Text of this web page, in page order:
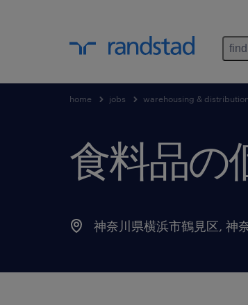
home jobs warehousing & distribution
食料品の
神奈川県横浜市鶴見区, 神